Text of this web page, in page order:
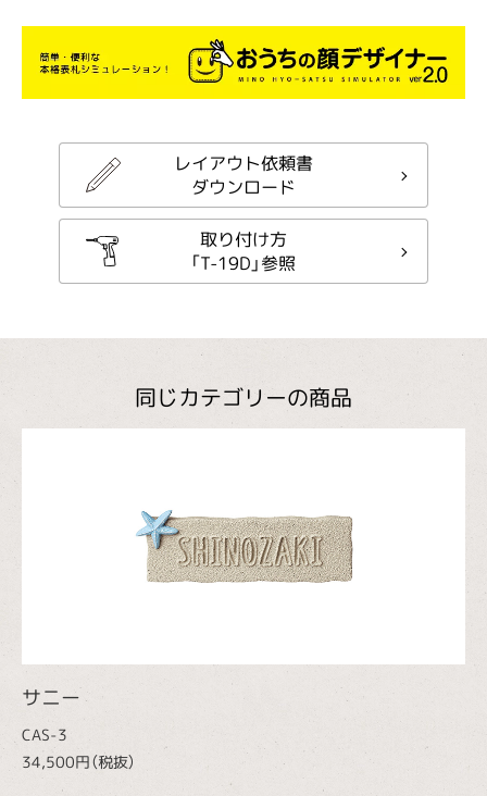
レイアウト依頼書
ダウンロード
取り付け方
「T-19D」参照
同じカテゴリーの商品
サニー
CAS-3
34,500円（税抜）